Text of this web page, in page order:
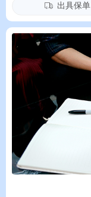
ꄉ 出具保单